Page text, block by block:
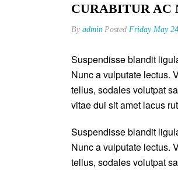
CURABITUR AC
By admin Posted Friday May
Suspendisse blandit
Nunc a vulputate lectus.
tellus, sodales volutpat
vitae dui sit amet lacus
Suspendisse blandit
Nunc a vulputate lectus.
tellus, sodales volutpat